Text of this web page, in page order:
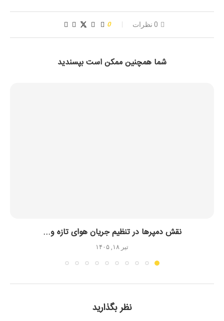
0 نظرات 0
شما همچنین ممکن است بپسندید
نقش دمپرها در تنظیم جریان هوای تازه و...
تیر ۱۸, ۱۴۰۵
نظر بگذارید